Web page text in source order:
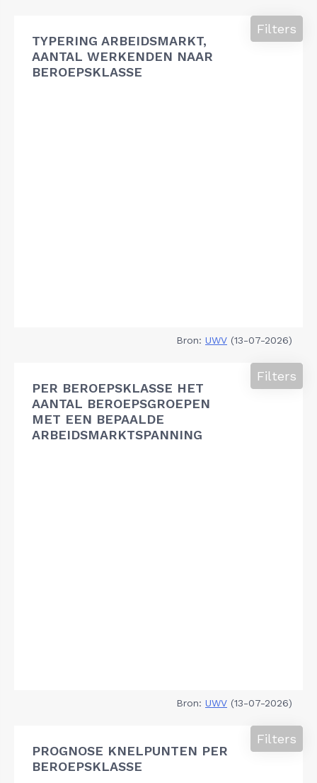
TYPERING ARBEIDSMARKT,
AANTAL WERKENDEN NAAR
BEROEPSKLASSE
Filters
Bron: UWV (13-07-2026)
PER BEROEPSKLASSE HET
AANTAL BEROEPSGROEPEN
MET EEN BEPAALDE
ARBEIDSMARKTSPANNING
Filters
Bron: UWV (13-07-2026)
PROGNOSE KNELPUNTEN PER
BEROEPSKLASSE
Filters